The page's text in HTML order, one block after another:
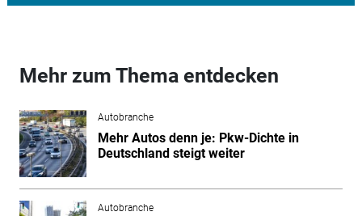
Mehr zum Thema entdecken
Autobranche
Mehr Autos denn je: Pkw-Dichte in
Deutschland steigt weiter
Autobranche